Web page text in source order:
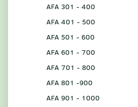
AFA 301 - 400
AFA 401 - 500
AFA 501 - 600
AFA 601 - 700
AFA 701 - 800
AFA 801 -900
AFA 901 - 1000